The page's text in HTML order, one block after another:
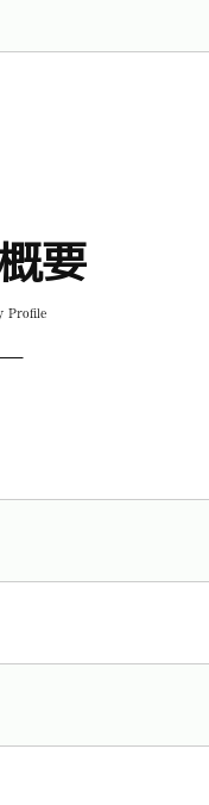
要
Profile